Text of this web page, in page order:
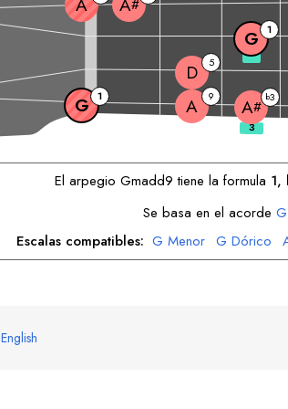
G 1 A 9 A#
b3
D 5
G
1
#
3
El arpegio Gmadd9 tiene la formula 1,
Se basa en el acorde G
Escalas compatibles: G Menor G Dórico
A Frigia A
English